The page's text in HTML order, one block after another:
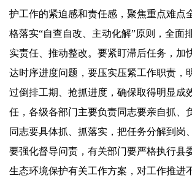
护工作的紧迫感和责任感，聚焦重点难点
格落实“自查自改、主动化解”原则，全面
实责任、推动整改。要紧盯滞后任务，加
达时序进度问题，要压实压紧工作职责，
过倒排工期、抢抓进度，确保取得明显成
任，各级各部门主要负责同志要亲自抓、
同志要具体抓、抓落实，把任务分解到岗
要强化督导问责，有关部门要严格执行县
生态环境保护有关工作方案，对工作推进